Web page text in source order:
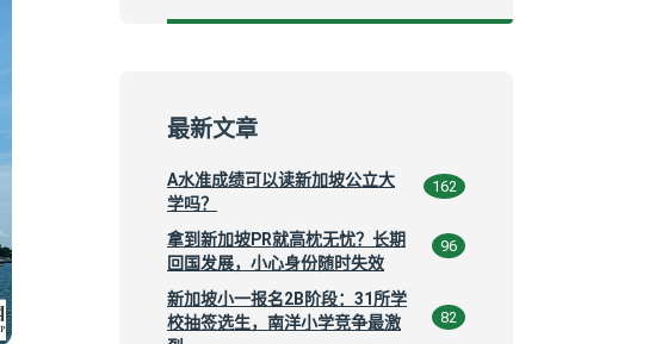
最新文章
A水准成绩可以读新加坡公立大
学吗？
162
拿到新加坡PR就高枕无忧？长期
回国发展，小心身份随时失效
96
新加坡小一报名2B阶段：31所学
校抽签选生，南洋小学竞争最激
82